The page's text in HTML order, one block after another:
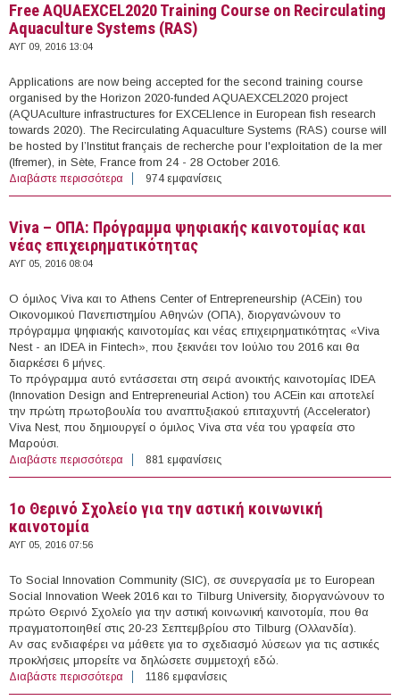
Free AQUAEXCEL2020 Training Course on Recirculating
Aquaculture Systems (RAS)
ΑΥΓ 09, 2016 13:04
Applications are now being accepted for the second training course
organised by the Horizon 2020-funded AQUAEXCEL2020 project
(AQUAculture infrastructures for EXCELlence in European fish research
towards 2020). The Recirculating Aquaculture Systems (RAS) course will
be hosted by l’Institut français de recherche pour l'exploitation de la mer
(Ifremer), in Sète, France from 24 - 28 October 2016.
Διαβάστε περισσότερα για Free AQUAEXCEL2020 Training Course on
Recirculating Aquaculture Systems (RAS)
974 εμφανίσεις
Viva – ΟΠΑ: Πρόγραμμα ψηφιακής καινοτομίας και
νέας επιχειρηματικότητας
ΑΥΓ 05, 2016 08:04
Ο όμιλος Viva και το Athens Center of Entrepreneurship (ACEin) του
Οικονομικού Πανεπιστημίου Αθηνών (ΟΠΑ), διοργανώνουν το
πρόγραμμα ψηφιακής καινοτομίας και νέας επιχειρηματικότητας «Viva
Nest - an IDEA in Fintech», που ξεκινάει τον Ιούλιο του 2016 και θα
διαρκέσει 6 μήνες.
Το πρόγραμμα αυτό εντάσσεται στη σειρά ανοικτής καινοτομίας IDEA
(Innovation Design and Entrepreneurial Action) του ACEin και αποτελεί
την πρώτη πρωτοβουλία του αναπτυξιακού επιταχυντή (Accelerator)
Viva Nest, που δημιουργεί ο όμιλος Viva στα νέα του γραφεία στο
Μαρούσι.
Διαβάστε περισσότερα για Viva – ΟΠΑ: Πρόγραμμα ψηφιακής καινοτομίας και
νέας επιχειρηματικότητας
881 εμφανίσεις
1ο Θερινό Σχολείο για την αστική κοινωνική
καινοτομία
ΑΥΓ 05, 2016 07:56
To Social Innovation Community (SIC), σε συνεργασία με τo European
Social Innovation Week 2016 και το Tilburg University, διοργανώνουν το
πρώτο Θερινό Σχολείο για την αστική κοινωνική καινοτομία, που θα
πραγματοποιηθεί στις 20-23 Σεπτεμβρίου στο Tilburg (Ολλανδία).
Αν σας ενδιαφέρει να μάθετε για το σχεδιασμό λύσεων για τις αστικές
προκλήσεις μπορείτε να δηλώσετε συμμετοχή εδώ.
Διαβάστε περισσότερα για 1ο Θερινό Σχολείο για την αστική κοινωνική
καινοτομία
1186 εμφανίσεις